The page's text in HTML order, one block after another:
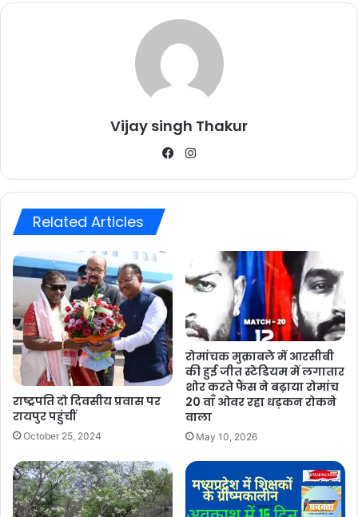
Vijay singh Thakur
Facebook
Related Articles
राष्ट्रपति दो दिवसीय प्रवास पर
रायपुर पहुंचीं
October 25, 2024
रोमांचक मुक़ाबले में आरसीबी
की हुई जीत स्टेडियम में लगातार
शोर करते फैंस ने बढ़ाया रोमांच
20 वाँ ओवर रहा धड़कन रोकने
वाला
May 10, 2026